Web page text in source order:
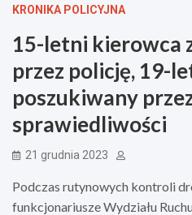
KRONIKA POLICYJNA
15-letni kierowca
przez policję, 19-
poszukiwany
sprawiedliwości
21 grudnia 2023
Podczas rutynowych kontroli
funkcjonariusze Wydziału